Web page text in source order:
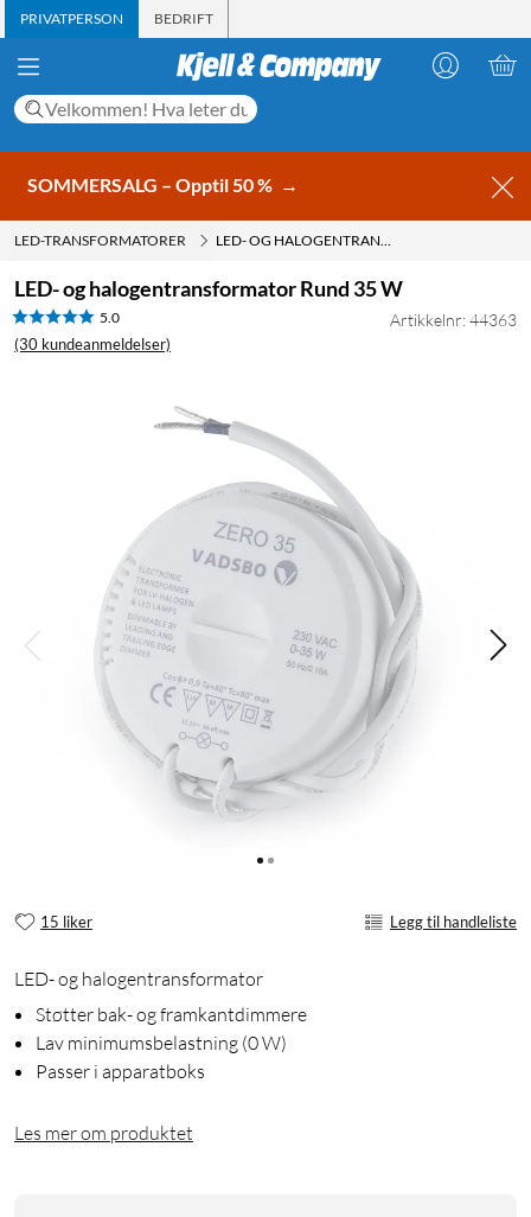
PRIVATPERSON BEDRIFT
SOMMERSALG – Opptil 50 % →
LED-TRANSFORMATORER LED- OG HALOGENTRANSFORMATOR RUND 35 W
LED- og halogentransformator Rund 35 W
5.0
(30 kundeanmeldelser)
Artikkelnr: 44363
15 liker Legg til handleliste
LED- og halogentransformator
Støtter bak- og framkantdimmere
Lav minimumsbelastning (0 W)
Passer i apparatboks
Les mer om produktet